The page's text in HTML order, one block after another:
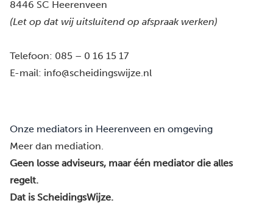
8446 SC Heerenveen
(Let op dat wij uitsluitend op afspraak werken)
Telefoon: 085 – 0 16 15 17
E-mail: info@scheidingswijze.nl
Onze mediators in Heerenveen en omgeving
Meer dan mediation.
Geen losse adviseurs, maar één mediator die alles
regelt.
Dat is ScheidingsWijze.